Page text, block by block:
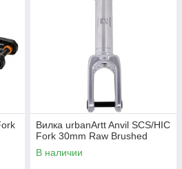
Вилка urbanArtt Anvil SCS/HIC
Fork 30mm Raw Brushed
В наличии